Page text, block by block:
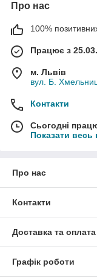
Про нас
100%
Працює з
м. Львів
вул. Б.
Контакти
Сьогодні
Показати весь
Про нас
Контакти
Доставка та оплата
Графік роботи